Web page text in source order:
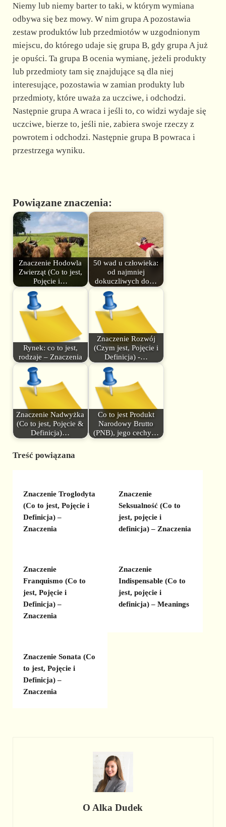
Niemy lub niemy barter to taki, w którym wymiana
odbywa się bez mowy. W nim grupa A pozostawia
zestaw produktów lub przedmiotów w uzgodnionym
miejscu, do którego udaje się grupa B, gdy grupa A już
je opuści. Ta grupa B ocenia wymianę, jeżeli produkty
lub przedmioty tam się znajdujące są dla niej
interesujące, pozostawia w zamian produkty lub
przedmioty, które uważa za uczciwe, i odchodzi.
Następnie grupa A wraca i jeśli to, co widzi wydaje się
uczciwe, bierze to, jeśli nie, zabiera swoje rzeczy z
powrotem i odchodzi. Następnie grupa B powraca i
przestrzega wyniku.
Powiązane znaczenia:
Znaczenie Hodowla
Zwierząt (Co to jest,
Pojęcie i…
50 wad u człowieka:
od najmniej
dokuczliwych do…
Rynek: co to jest,
rodzaje – Znaczenia
Znaczenie Rozwój
(Czym jest, Pojęcie i
Definicja) -…
Znaczenie Nadwyżka
(Co to jest, Pojęcie &
Definicja)…
Co to jest Produkt
Narodowy Brutto
(PNB), jego cechy…
Treść powiązana
Znaczenie Troglodyta
(Co to jest, Pojęcie i
Definicja) –
Znaczenia
Znaczenie
Seksualność (Co to
jest, pojęcie i
definicja) – Znaczenia
Znaczenie
Franquismo (Co to
jest, Pojęcie i
Definicja) –
Znaczenia
Znaczenie
Indispensable (Co to
jest, pojęcie i
definicja) – Meanings
Znaczenie Sonata (Co
to jest, Pojęcie i
Definicja) –
Znaczenia
O Alka Dudek